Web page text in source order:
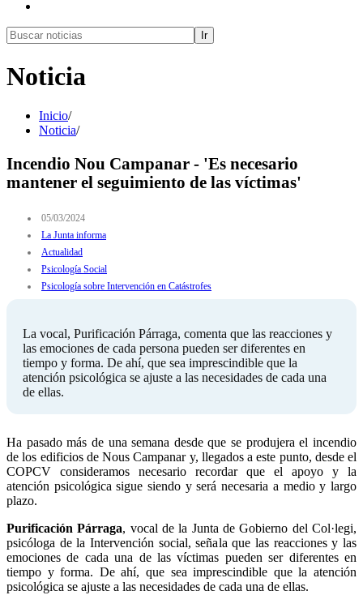
Ir
Noticia
Inicio/
Noticia/
Incendio Nou Campanar - 'Es necesario
mantener el seguimiento de las víctimas'
05/03/2024
La Junta informa
Actualidad
Psicología Social
Psicología sobre Intervención en Catástrofes
La vocal, Purificación Párraga, comenta que las reacciones y
las emociones de cada persona pueden ser diferentes en
tiempo y forma. De ahí, que sea imprescindible que la
atención psicológica se ajuste a las necesidades de cada una
de ellas.
Ha pasado más de una semana desde que se produjera el incendio
de los edificios de Nous Campanar y, llegados a este punto, desde el
COPCV consideramos necesario recordar que el apoyo y la
atención psicológica sigue siendo y será necesaria a medio y largo
plazo.
Purificación Párraga, vocal de la Junta de Gobierno del Col·legi,
psicóloga de la Intervención social, señala que las reacciones y las
emociones de cada una de las víctimas pueden ser diferentes en
tiempo y forma. De ahí, que sea imprescindible que la atención
psicológica se ajuste a las necesidades de cada una de ellas.